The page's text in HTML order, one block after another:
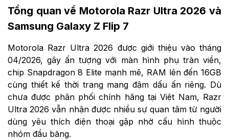
Tổng quan về Motorola Razr Ultra 2026 và
Samsung Galaxy Z Flip 7
Motorola Razr Ultra 2026 được giới thiệu vào tháng
04/2026, gây ấn tượng với màn hình phụ tràn viền,
chip Snapdragon 8 Elite mạnh mẽ, RAM lên đến 16GB
cùng thiết kế thời trang mang đậm dấu ấn riêng. Dù
chưa được phân phối chính hãng tại Việt Nam, Razr
Ultra 2026 vẫn nhận được nhiều sự quan tâm từ người
dùng yêu thích điện thoại gập nhờ cấu hình thuộc
nhóm đầu bảng.